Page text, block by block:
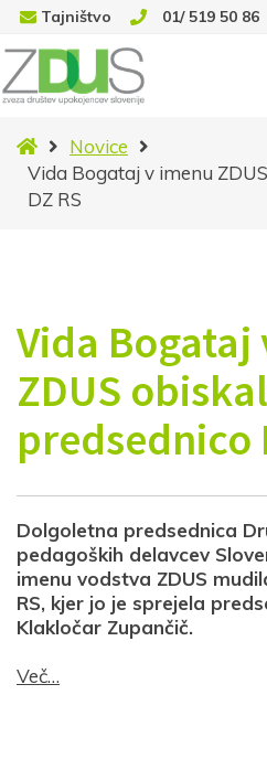
Tajništvo 01/ 519 50 86
DomovNovice
Vida Bogataj v imenu
DZ RS
Vida Bogataj
ZDUS
predsednico
Dolgoletna predsednica
pedagoških delavcev
imenu vodstva ZDUS
RS, kjer jo je sprejela
Klakločar Zupančič.
Več…